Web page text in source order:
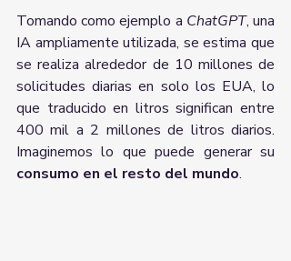
Tomando como ejemplo a ChatGPT, una
IA ampliamente utilizada, se estima que
se realiza alrededor de 10 millones de
solicitudes diarias en solo los EUA, lo
que traducido en litros significan entre
400 mil a 2 millones de litros diarios.
consumo en el resto del mundo.